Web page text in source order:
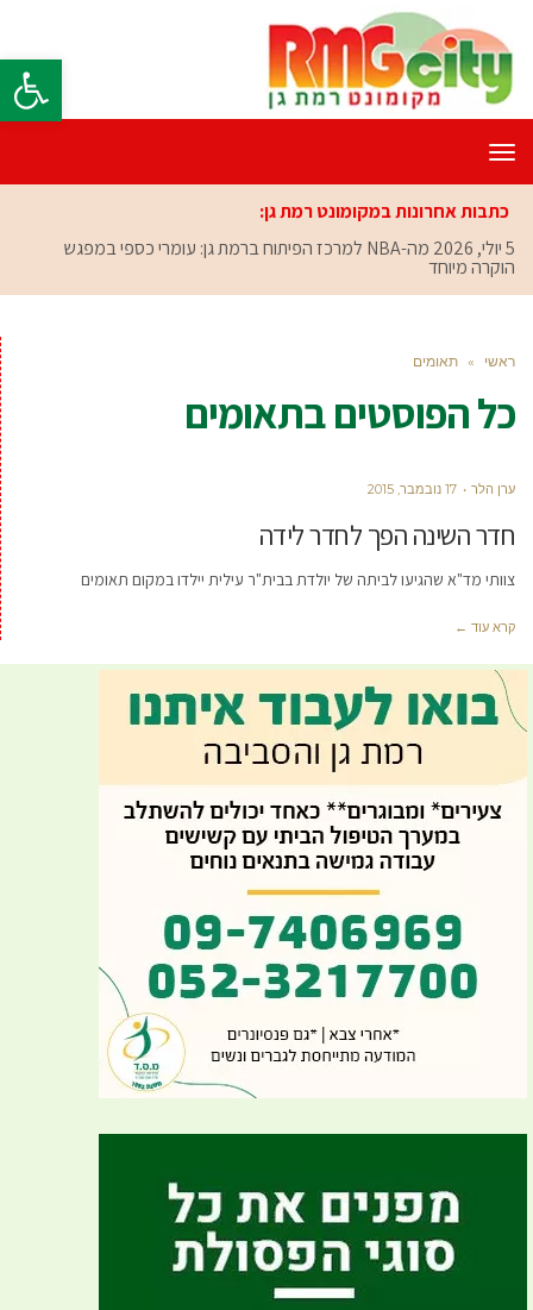
פתח
תפריט
כתבות אחרונות במקומונט רמת גן:
5 יולי, 2026
מה-NBA למרכז הפיתוח ברמת גן: עומרי כספי במפגש
הוקרה מיוחד
ראשי » תאומים
כל הפוסטים בתאומים
ערן הלר 17 נובמבר, 2015
חדר השינה הפך לחדר לידה
צוותי מד"א שהגיעו לביתה של יולדת בבית"ר עילית יילדו במקום תאומים
קרא עוד ←